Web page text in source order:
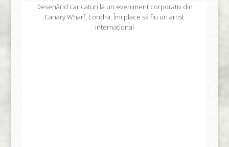
Desenând caricaturi la un eveniment corporativ din
Canary Wharf, Londra. Îmi place să fiu un artist
internațional